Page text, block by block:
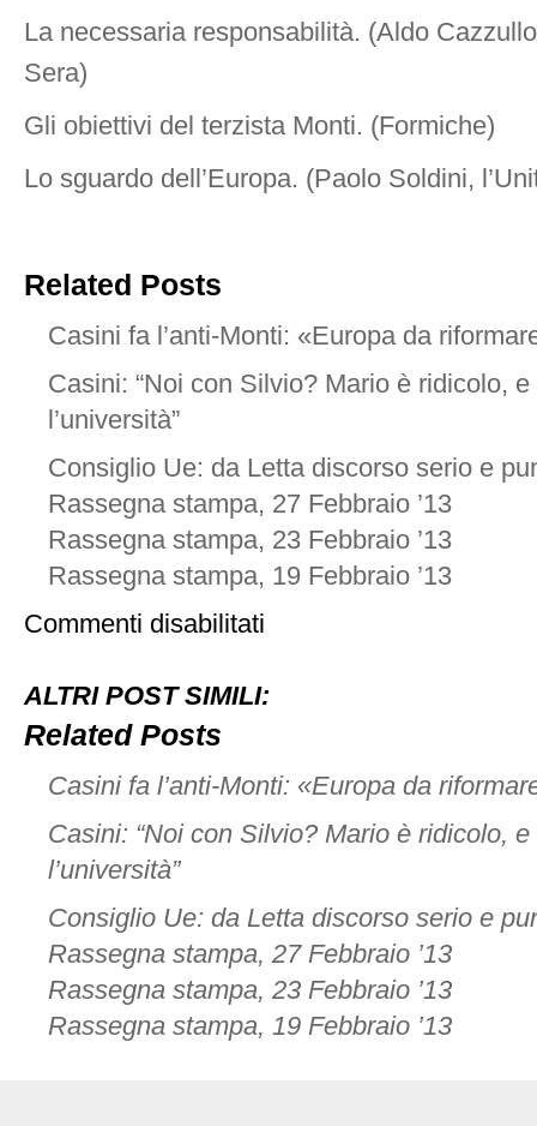
La necessaria responsabilità. (Aldo
Sera)
Gli obiettivi del terzista Monti. (Formiche)
Lo sguardo dell’Europa. (Paolo Soldini,
Related Posts
Casini fa l’anti-Monti: «Europa da
Casini: “Noi con Silvio? Mario è ridicolo,
l’università”
Consiglio Ue: da Letta discorso serio e
Rassegna stampa, 27 Febbraio ’13
Rassegna stampa, 23 Febbraio ’13
Rassegna stampa, 19 Febbraio ’13
Commenti disabilitati
Febbraio
ALTRI POST SIMILI:
Related Posts
Casini fa l’anti-Monti: «Europa da
Casini: “Noi con Silvio? Mario è ridicolo,
l’università”
Consiglio Ue: da Letta discorso serio e
Rassegna stampa, 27 Febbraio ’13
Rassegna stampa, 23 Febbraio ’13
Rassegna stampa, 19 Febbraio ’13